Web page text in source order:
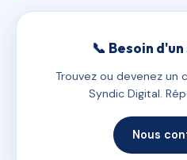
📞 Besoin
Trouvez ou devenez un
Syndic Digital.
Nous